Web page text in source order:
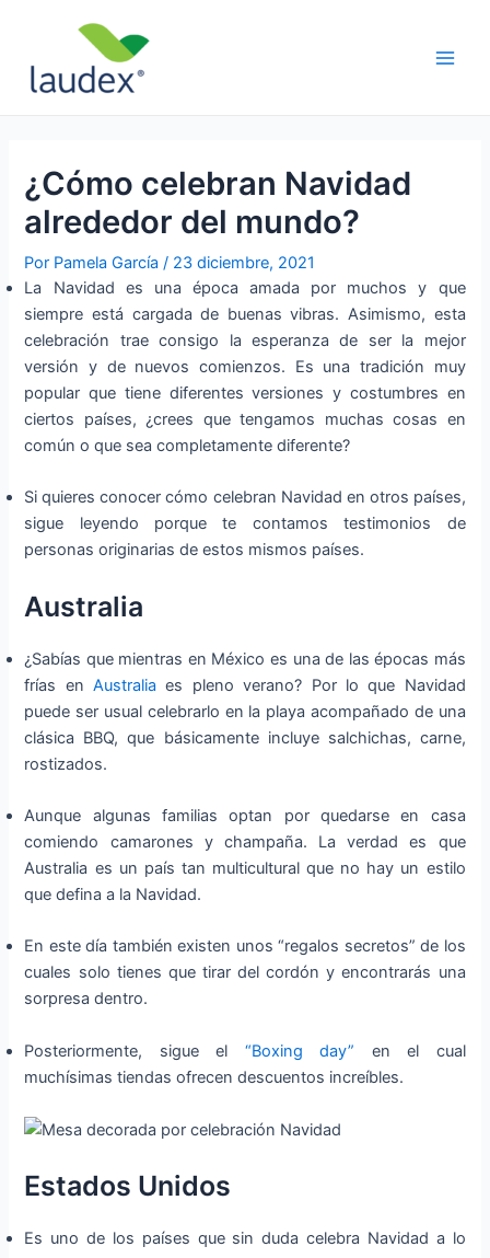
contenido
¿Cómo celebran Navidad
alrededor del mundo?
Por Pamela García/ 23 diciembre, 2021
La Navidad es una época amada por muchos y que
siempre está cargada de buenas vibras. Asimismo, esta
celebración trae consigo la esperanza de ser la mejor
versión y de nuevos comienzos. Es una tradición muy
popular que tiene diferentes versiones y costumbres en
ciertos países, ¿crees que tengamos muchas cosas en
común o que sea completamente diferente?
Si quieres conocer cómo celebran Navidad en otros países,
sigue leyendo porque te contamos testimonios de
personas originarias de estos mismos países.
Australia
¿Sabías que mientras en México es una de las épocas más
frías enAustralia es pleno verano? Por lo que Navidad
puede ser usual celebrarlo en la playa acompañado de una
clásica BBQ, que básicamente incluye salchichas, carne,
rostizados.
Aunque algunas familias optan por quedarse en casa
comiendo camarones y champaña. La verdad es que
Australia es un país tan multicultural que no hay un estilo
que defina a la Navidad.
En este día también existen unos “regalos secretos” de los
cuales solo tienes que tirar del cordón y encontrarás una
sorpresa dentro.
Posteriormente, sigue el “Boxing day” en el cual
muchísimas tiendas ofrecen descuentos increíbles.
Estados Unidos
Es uno de los países que sin duda celebra Navidad a lo
entradas